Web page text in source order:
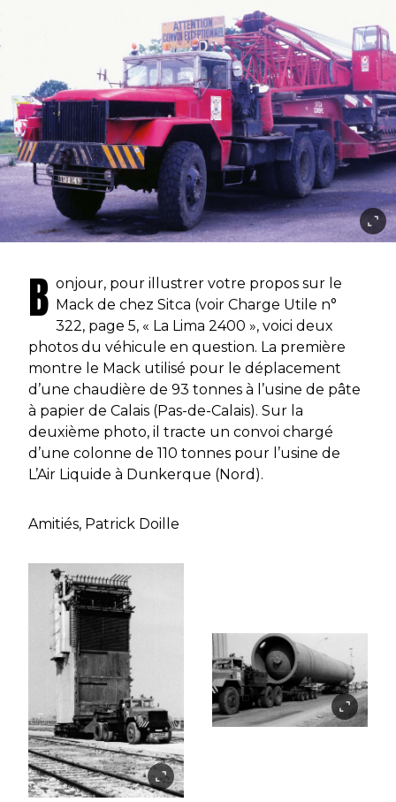
B onjour, pour illustrer votre propos sur le
Mack de chez Sitca (voir Charge Utile n°
322, page 5, « La Lima 2400 », voici deux
photos du véhicule en question. La première
montre le Mack utilisé pour le déplacement
d’une chaudière de 93 tonnes à l’usine de pâte
à papier de Calais (Pas-de-Calais). Sur la
deuxième photo, il tracte un convoi chargé
d’une colonne de 110 tonnes pour l’usine de
L’Air Liquide à Dunkerque (Nord).
Amitiés, Patrick Doille